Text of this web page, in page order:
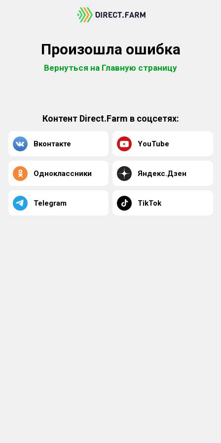
Произошла ошибка
Вернуться на Главную страницу
Контент Direct.Farm в соцсетях:
Вконтакте YouTube
Одноклассники Яндекс.Дзен
Telegram TikTok